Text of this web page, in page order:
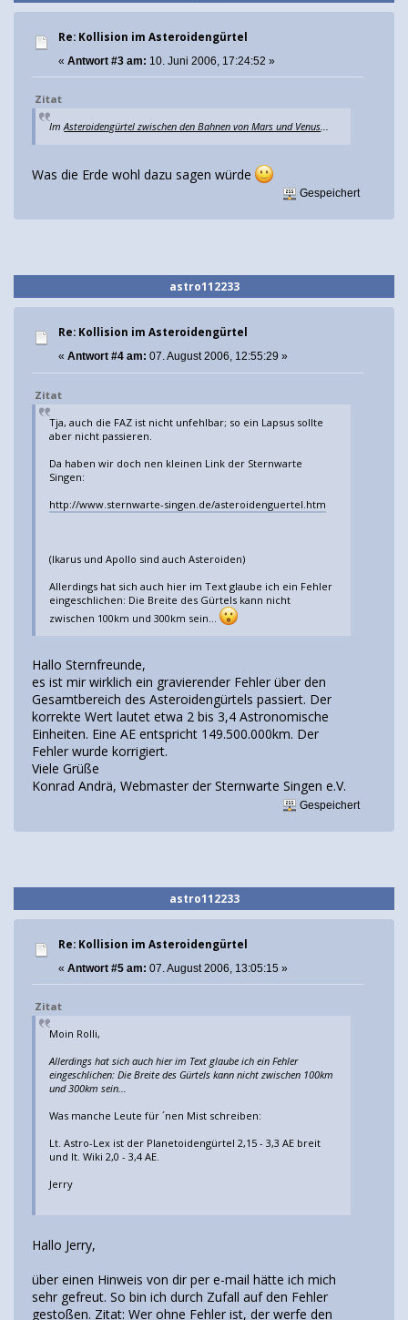
Re: Kollision im Asteroidengürtel
« Antwort #3 am: 10. Juni 2006, 17:24:52 »
Zitat
ImAsteroidengürtel zwischen den Bahnen von Mars und Venus...
Was die Erde wohl dazu sagen würde
Gespeichert
astro112233
Re: Kollision im Asteroidengürtel
« Antwort #4 am: 07. August 2006, 12:55:29 »
Zitat
Tja, auch die FAZ ist nicht unfehlbar; so ein Lapsus sollte
aber nicht passieren.
Da haben wir doch nen kleinen Link der Sternwarte
Singen:
http://www.sternwarte-singen.de/asteroidenguertel.htm
(Ikarus und Apollo sind auch Asteroiden)
Allerdings hat sich auch hier im Text glaube ich ein Fehler
eingeschlichen: Die Breite des Gürtels kann nicht
zwischen 100km und 300km sein...
Hallo Sternfreunde,
es ist mir wirklich ein gravierender Fehler über den
Gesamtbereich des Asteroidengürtels passiert. Der
korrekte Wert lautet etwa 2 bis 3,4 Astronomische
Einheiten. Eine AE entspricht 149.500.000km. Der
Fehler wurde korrigiert.
Viele Grüße
Konrad Andrä, Webmaster der Sternwarte Singen e.V.
Gespeichert
astro112233
Re: Kollision im Asteroidengürtel
« Antwort #5 am: 07. August 2006, 13:05:15 »
Zitat
Moin Rolli,
Allerdings hat sich auch hier im Text glaube ich ein Fehler
eingeschlichen: Die Breite des Gürtels kann nicht zwischen 100km
und 300km sein...
Was manche Leute für ´nen Mist schreiben:
Lt. Astro-Lex ist der Planetoidengürtel 2,15 - 3,3 AE breit
und lt. Wiki 2,0 - 3,4 AE.
Jerry
Hallo Jerry,
über einen Hinweis von dir per e-mail hätte ich mich
sehr gefreut. So bin ich durch Zufall auf den Fehler
gestoßen. Zitat: Wer ohne Fehler ist, der werfe den